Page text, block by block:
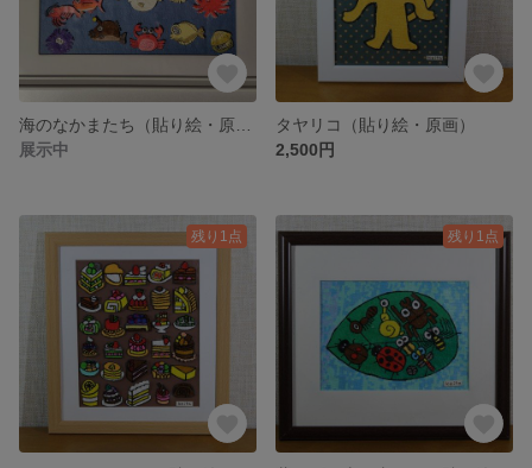
展示中
タヤリコ（貼り絵・原画）
2,500円
残り1点 残り1点